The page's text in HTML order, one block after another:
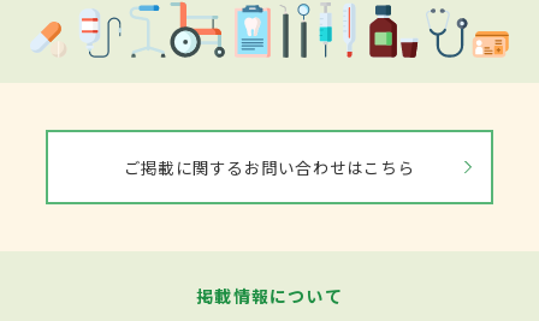
ご掲載に関するお問い合わせはこちら
掲載情報について